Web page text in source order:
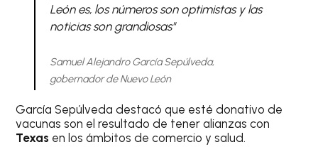
León es, los números son optimistas y las
noticias son grandiosas"
Samuel Alejandro García Sepúlveda,
gobernador de Nuevo León
García Sepúlveda destacó que esté donativo de
vacunas son el resultado de tener alianzas con
Texas en los ámbitos de comercio y salud.